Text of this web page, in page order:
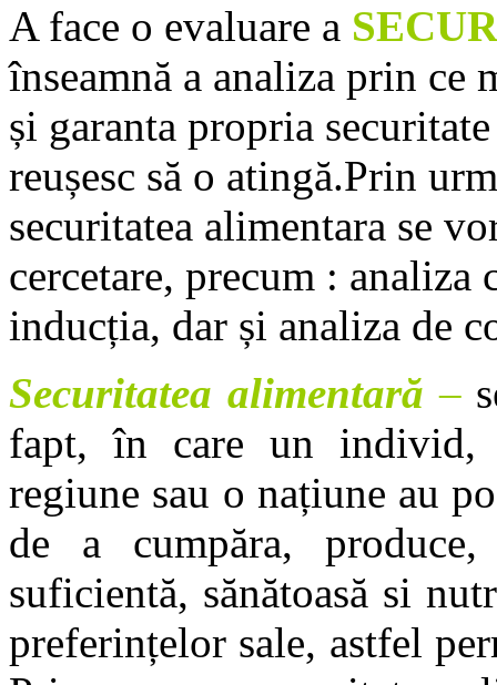
A face o evaluare a
înseamnă a analiza prin ce
și garanta propria
reușesc să o atingă.Prin
securitatea alimentara se
cercetare, precum : analiza
inducția, dar și analiza de
Securitatea alimentară –
fapt, în care un individ,
regiune sau o națiune au
de a cumpăra,
suficientă, sănătoasă si
preferințelor sale, astfel